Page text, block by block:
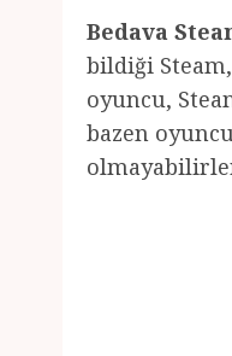
Bedava
bildiği
oyuncu,
bazen